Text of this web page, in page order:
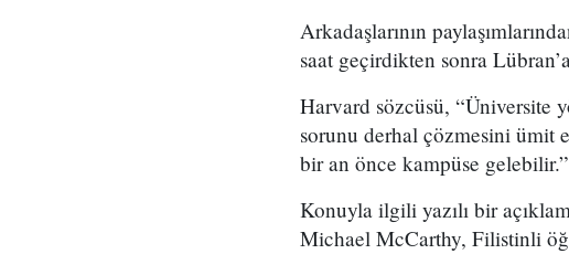
Arkadaşlarının
saat geçirdikten sonra
Harvard sözcüsü, “Üniversite
sorunu derhal çözmesini ümit
bir an önce kampüse
Konuyla ilgili yazılı bir
Michael McCarthy, Filistinli